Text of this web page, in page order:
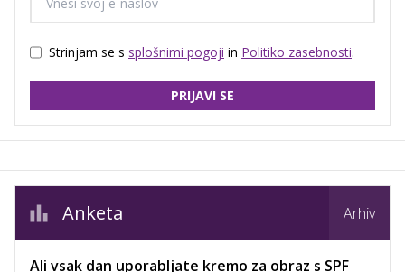
Strinjam se s splošnimi pogoji in Politiko zasebnosti.
PRIJAVI SE
Anketa Arhiv
Ali vsak dan uporabljate kremo za obraz s SPF